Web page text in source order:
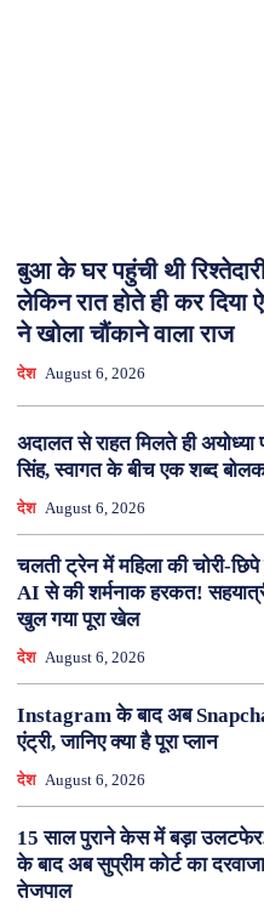
बुआ के घर पहुंची थी
लेकिन रात होते ही कर दिया
ने खोला चौंकाने वाला राज
देश August 6, 2026
अदालत से राहत मिलते ही
सिंह, स्वागत के बीच एक शब्द
देश August 6, 2026
चलती ट्रेन में महिला की चोरी-छिपे
AI से की शर्मनाक हरकत!
खुल गया पूरा खेल
देश August 6, 2026
Instagram के बाद अब
एंट्री, जानिए क्या है पूरा प्लान
देश August 6, 2026
15 साल पुराने केस में बड़ा
के बाद अब सुप्रीम कोर्ट का
तेजपाल